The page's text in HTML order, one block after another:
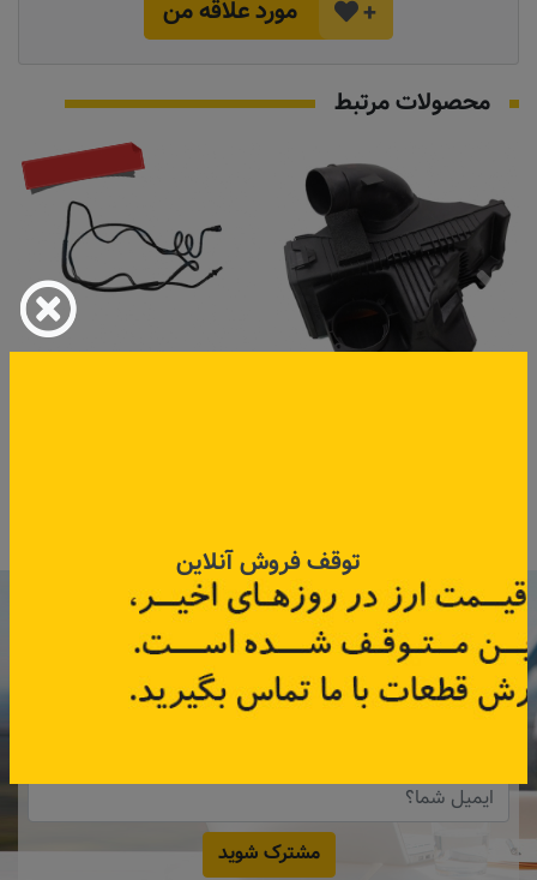
+
مورد علاقه من
محصولات مرتبط
موجود نیست
با عضویت در خبرنامه رنویدک
همین حالا ۱۵ هزار تومان کد‌تخفیف خرید
آنلاین
مشترک شوید
توقف فروش آنلاین